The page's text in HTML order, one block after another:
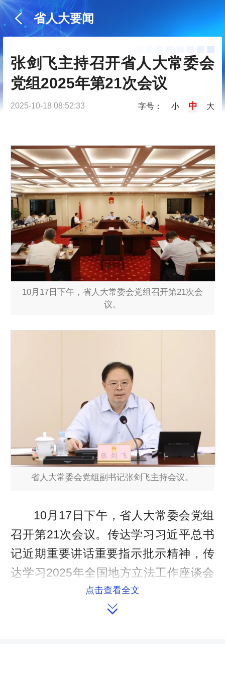
省人大要闻
张剑飞主持召开省人大常委会
党组2025年第21次会议
2025-10-18 08:52:33 字号： 小 中 大
10月17日下午，省人大常委会党组召开第21次会
议。
省人大常委会党组副书记张剑飞主持会议。
10月17日下午，省人大常委会党组
召开第21次会议。传达学习习近平总书
记近期重要讲话重要指示批示精神，传
达学习2025年全国地方立法工作座谈会
精神，研究贯彻落实意见。
省人大常委会党组副书记张剑飞主
点击查看全文
